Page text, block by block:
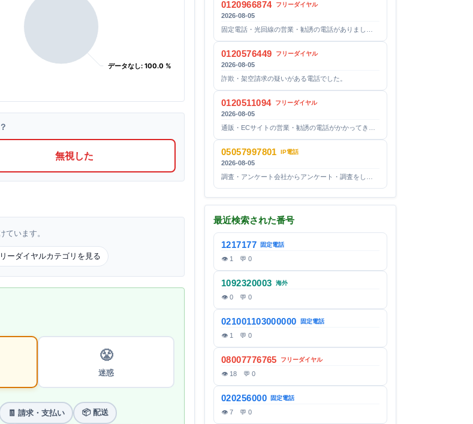
データなし: 100.0 %
データなし: 100.0 %
無視した
ています。
ーダイヤルカテゴリを見る
😤
迷惑
🧾 請求・支払い 📦 配送
0120966874 フリーダイヤル
2026-08-05
固定電話・光回線の営業・勧誘の電話がありまし…
0120576449 フリーダイヤル
2026-08-05
詐欺・架空請求の疑いがある電話でした。
0120511094 フリーダイヤル
2026-08-05
通販・ECサイトの営業・勧誘の電話がかかってき…
05057997801 IP電話
2026-08-05
調査・アンケート会社からアンケート・調査をし…
最近検索された番号
1217177 固定電話
👁 1 💬 0
1092320003 海外
👁 0 💬 0
021001103000000 固定電話
👁 1 💬 0
08007776765 フリーダイヤル
👁 18 💬 0
020256000 固定電話
👁 7 💬 0